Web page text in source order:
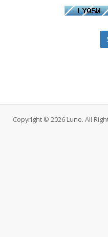
Copyright © 2026 Lune. All